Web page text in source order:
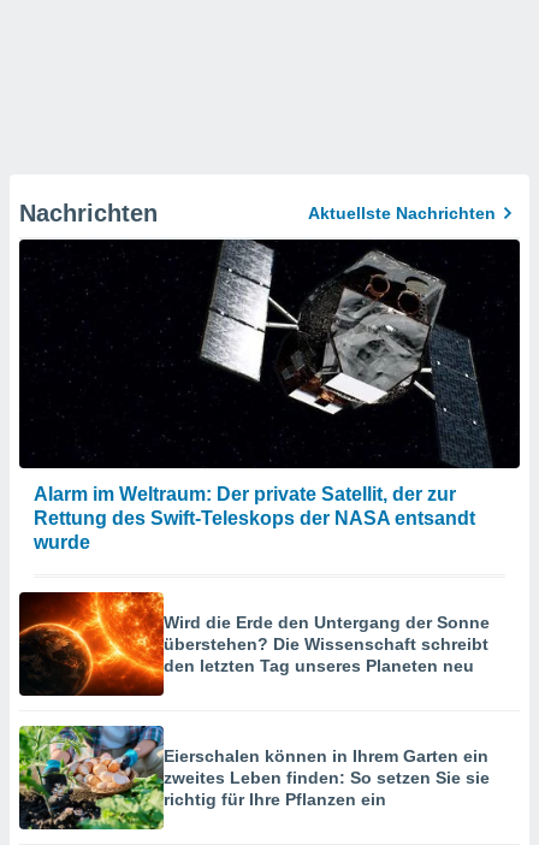
Nachrichten Aktuellste Nachrichten
Alarm im Weltraum: Der private Satellit, der zur
Rettung des Swift-Teleskops der NASA entsandt
wurde
Wird die Erde den Untergang der Sonne
überstehen? Die Wissenschaft schreibt
den letzten Tag unseres Planeten neu
Eierschalen können in Ihrem Garten ein
zweites Leben finden: So setzen Sie sie
richtig für Ihre Pflanzen ein